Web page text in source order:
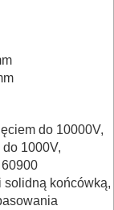
do 10000V,
1000V,
solidną końcówką,